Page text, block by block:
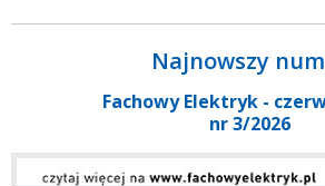
Najnowszy
Fachowy Elektryk -
nr 3/2026